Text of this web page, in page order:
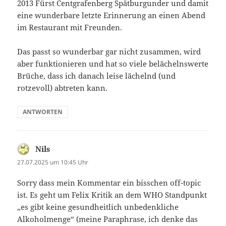
2013 Fürst Centgrafenberg Spätburgunder und damit
eine wunderbare letzte Erinnerung an einen Abend
im Restaurant mit Freunden.
Das passt so wunderbar gar nicht zusammen, wird
aber funktionieren und hat so viele belächelnswerte
Brüche, dass ich danach leise lächelnd (und
rotzevoll) abtreten kann.
ANTWORTEN
Nils
27.07.2025 um 10:45 Uhr
Sorry dass mein Kommentar ein bisschen off-topic
ist. Es geht um Felix Kritik an dem WHO Standpunkt
„es gibt keine gesundheitlich unbedenkliche
Alkoholmenge“ (meine Paraphrase, ich denke das